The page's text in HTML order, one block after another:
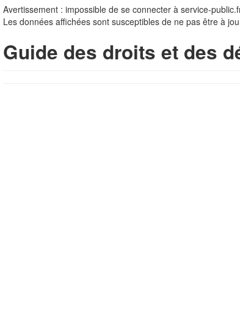
Avertissement : impossible de se connecter à service-
Les données affichées sont susceptibles de ne pas être à
Guide des droits et des